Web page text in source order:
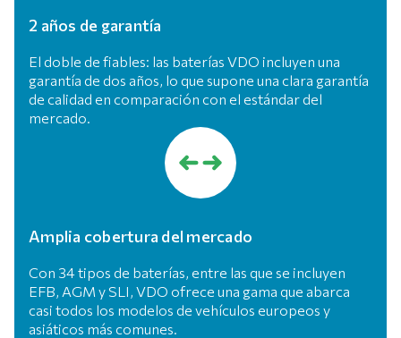
2 años de garantía
El doble de fiables: las baterías VDO incluyen una
garantía de dos años, lo que supone una clara garantía
de calidad en comparación con el estándar del
mercado.
Amplia cobertura del mercado
Con 34 tipos de baterías, entre las que se incluyen
EFB, AGM y SLI, VDO ofrece una gama que abarca
casi todos los modelos de vehículos europeos y
asiáticos más comunes.